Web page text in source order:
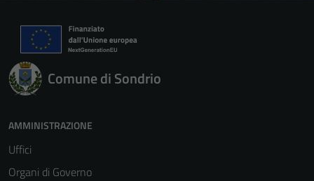
Comune di Sondrio
AMMINISTRAZIONE
Uffici
Organi di Governo